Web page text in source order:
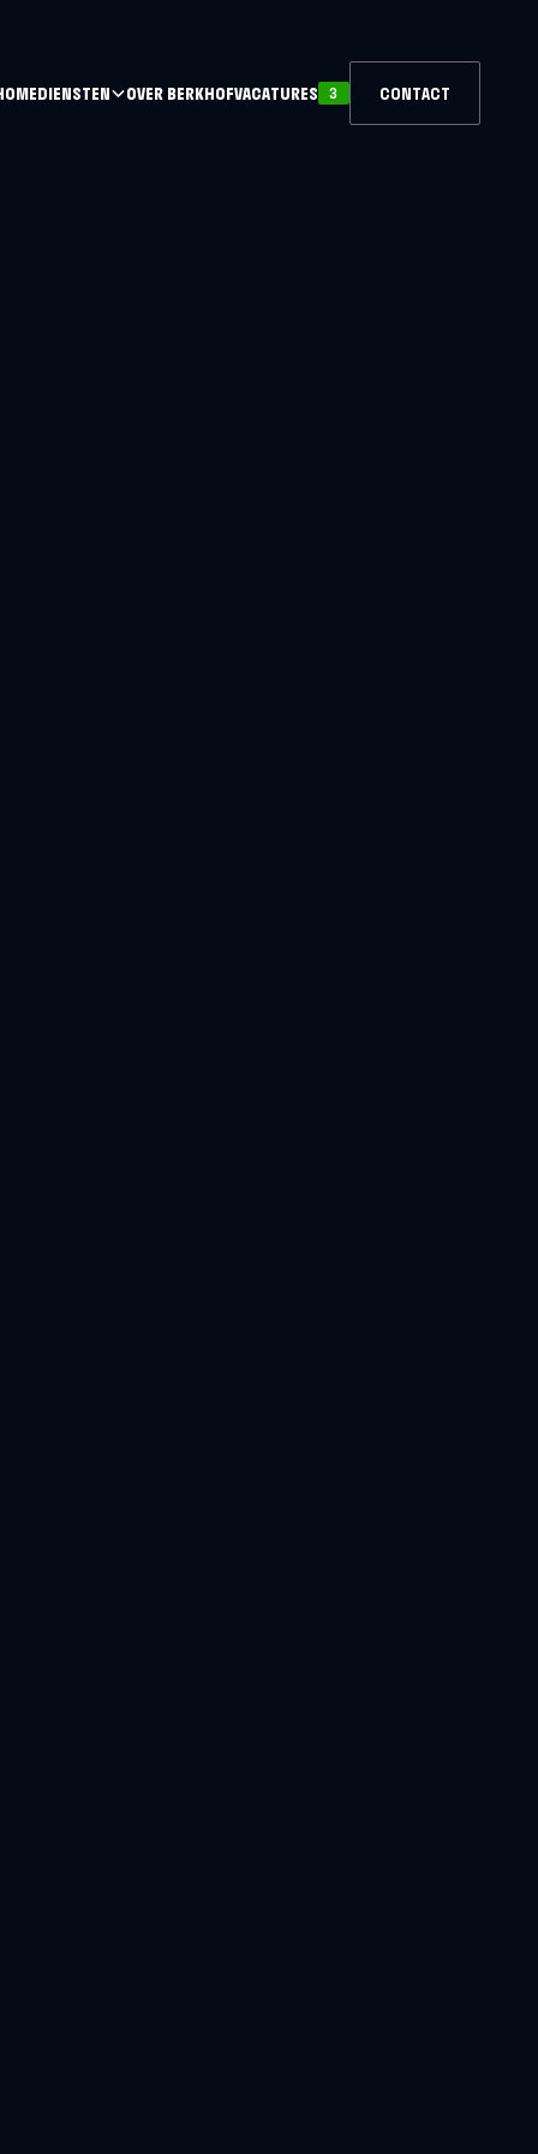
DIENSTEN OVER BERKHOFVACATURES 3
CONTACT